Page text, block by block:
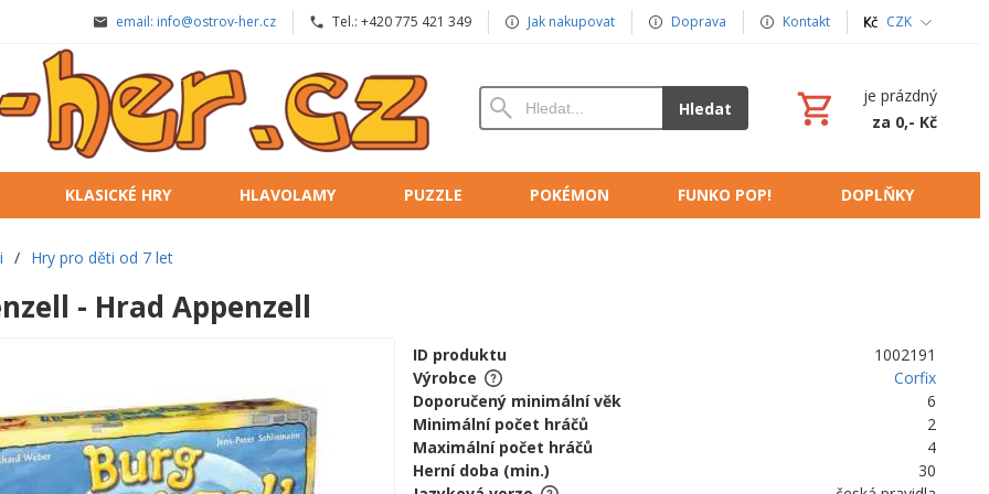
email: info@ostrov-her.cz Tel.: +420 775 421 349 Jak nakupovat Doprava Kontakt CZK
Hledat
je prázdný
za 0,- Kč
KLASICKÉ HRY HLAVOLAMY PUZZLE POKÉMON FUNKO POP! DOPLŇKY
/ Hry pro děti od 7 let
- Hrad Appenzell
ID produktu
1002191
Výrobce
Corfix
Doporučený minimální věk
6
Minimální počet hráčů
2
Maximální počet hráčů
4
Herní doba (min.)
30